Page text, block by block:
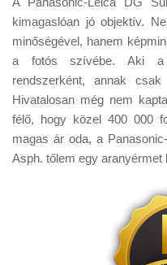
kimagaslóan jó objektív.
minőségével, hanem
a fotós szívébe. Aki a
rendszerként, annak
Hivatalosan még nem
félő, hogy közel 400 000
magas ár oda, a
Asph. tőlem egy aranyérmet